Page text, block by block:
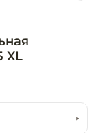
магазинов
XL